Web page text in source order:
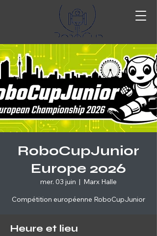
RoboCupJunior
Europe 2026
mer. 03 juin
  |
Marx Halle
Compétition européenne RoboCupJunior
Heure et lieu